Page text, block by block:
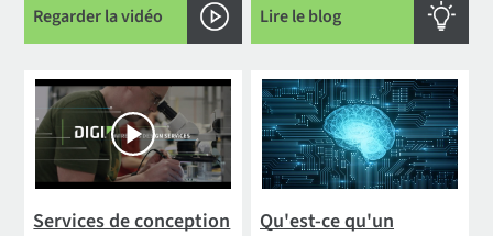
Regarder la vidéo Lire le blog
Services de conception
Qu'est-ce qu'un